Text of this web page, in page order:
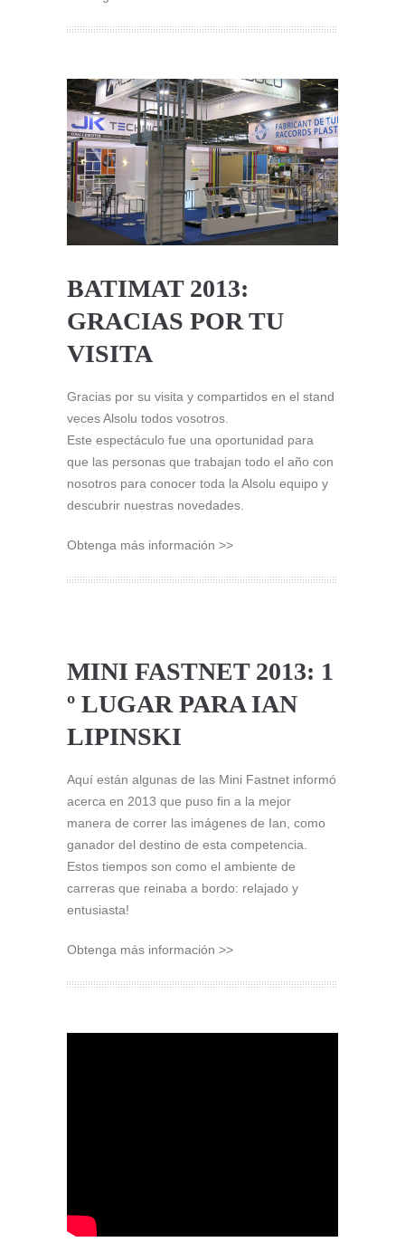
BATIMAT 2013:
GRACIAS POR TU
VISITA
Gracias por su visita y compartidos en el stand
veces Alsolu todos vosotros.
Este espectáculo fue una oportunidad para
que las personas que trabajan todo el año con
nosotros para conocer toda la Alsolu equipo y
descubrir nuestras novedades.
Obtenga más información >>
MINI FASTNET 2013: 1
º LUGAR PARA IAN
LIPINSKI
Aquí están algunas de las Mini Fastnet informó
acerca en 2013 que puso fin a la mejor
manera de correr las imágenes de Ian, como
ganador del destino de esta competencia.
Estos tiempos son como el ambiente de
carreras que reinaba a bordo: relajado y
entusiasta!
Obtenga más información >>